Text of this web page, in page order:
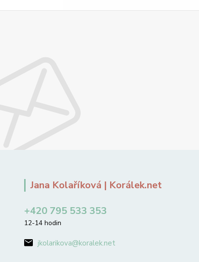
Jana Kolaříková | Korálek.net
+420 795 533 353
12-14 hodin
jkolarikova@koralek.net